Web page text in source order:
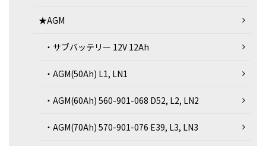
★AGM
・サブバッテリー 12V 12Ah
・AGM(50Ah) L1, LN1
・AGM(60Ah) 560-901-068 D52, L2, LN2
・AGM(70Ah) 570-901-076 E39, L3, LN3